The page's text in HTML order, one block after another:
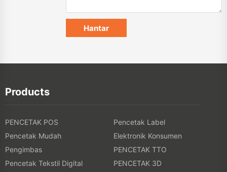
Products
PENCETAK POS
Pencetak Label
Pencetak Mudah
Elektronik Konsumen
Pengimbas
PENCETAK TTO
Pencetak Tekstil Digital
PENCETAK 3D